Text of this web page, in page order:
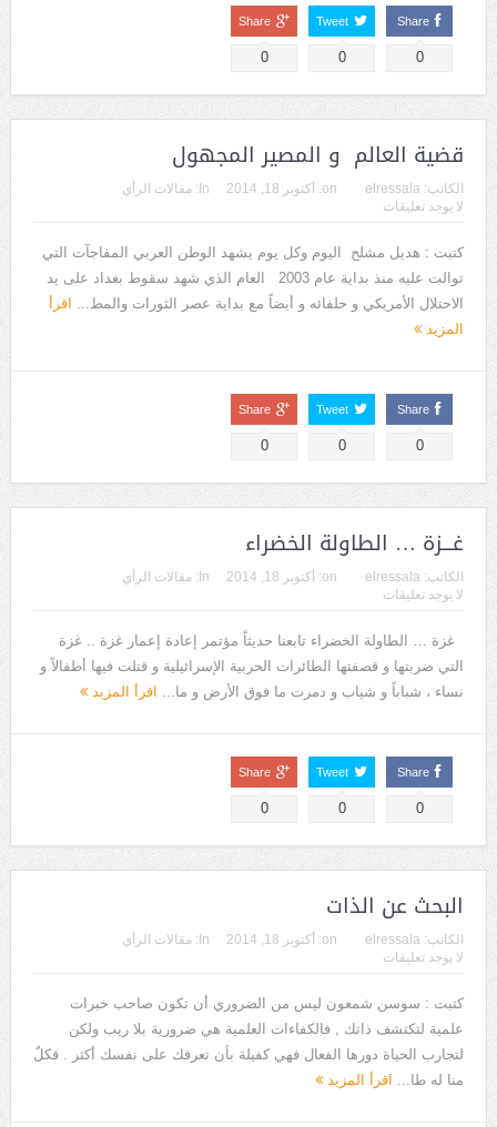
Share
0
Tweet
0
Share
0
قضية العالم و المصير المجهول
الكاتب: elressala
on: أكتوبر 18, 2014 In: مقالات الرأي
لا يوجد تعليقات
كتبت : هديل مشلح اليوم وكل يوم يشهد الوطن العربي المفاجآت التي
توالت عليه منذ بداية عام 2003 العام الذي شهد سقوط بغداد على يد
الاحتلال الأمريكي و حلفائه و أيضاً مع بداية عصر الثورات والمط...
اقرأ
المزيد
Share
0
Tweet
0
Share
0
غـــزة … الطاولة الخضراء
الكاتب: elressala
on: أكتوبر 18, 2014 In:
مقالات الرأي
لا يوجد تعليقات
غزة … الطاولة الخضراء تابعنا حديثاً مؤتمر إعادة إعمار غزة .. غزة
التي ضربتها و قصفتها الطائرات الحربية الإسرائيلية و قتلت فيها أطفالاً و
نساء ، شباباً و شياب و دمرت ما فوق الأرض و ما...
اقرأ المزيد
Share
0
Tweet
0
Share
0
البحث عن الذات
الكاتب: elressala
on: أكتوبر 18, 2014 In:
مقالات الرأي
لا يوجد تعليقات
كتبت : سوسن شمعون ليس من الضروري أن تكون صاحب خبرات
علمية لتكتشف ذاتك , فالكفاءات العلمية هي ضرورية بلا ريب ولكن
لتجارب الحياة دورها الفعال فهي كفيلة بأن تعرفك على نفسك أكثر . فكلٌ
منا له طا... اقرأ المزيد